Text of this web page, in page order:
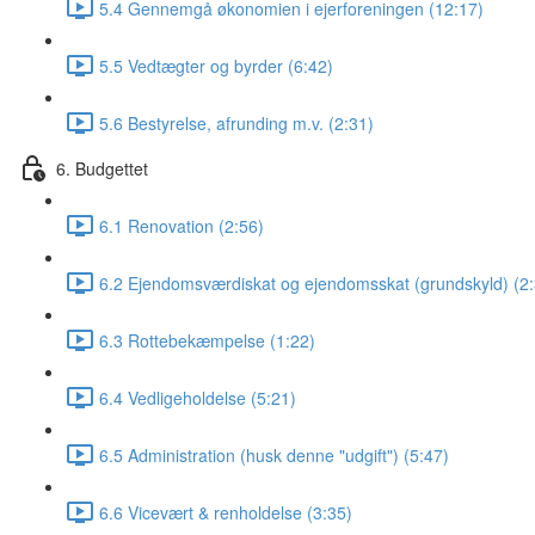
5.4 Gennemgå økonomien i ejerforeningen (12:17)
5.5 Vedtægter og byrder (6:42)
5.6 Bestyrelse, afrunding m.v. (2:31)
6. Budgettet
6.1 Renovation (2:56)
6.2 Ejendomsværdiskat og ejendomsskat (grundskyld)
6.3 Rottebekæmpelse (1:22)
6.4 Vedligeholdelse (5:21)
6.5 Administration (husk denne "udgift") (5:47)
6.6 Vicevært & renholdelse (3:35)